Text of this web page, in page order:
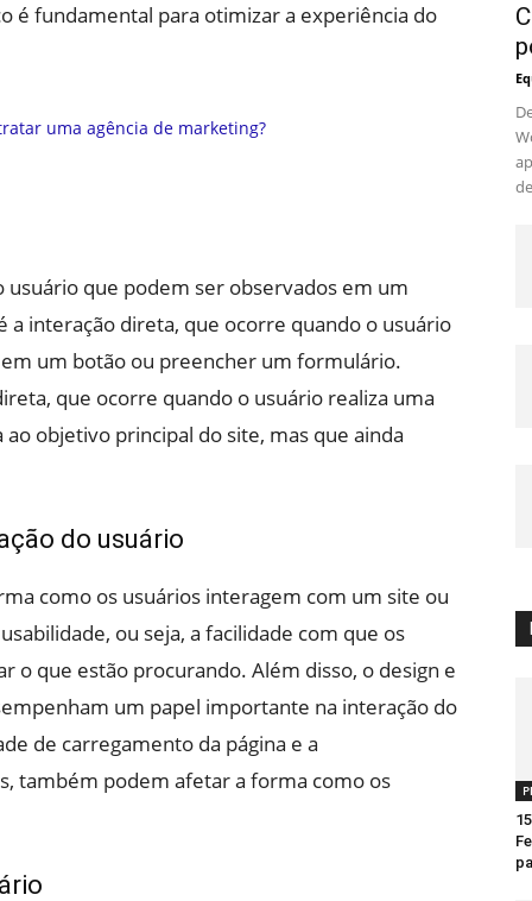
é fundamental para otimizar a experiência do
que podem ser observados em um
interação direta, que ocorre quando o usuário
um botão ou preencher um formulário.
que ocorre quando o usuário realiza uma
objetivo principal do site, mas que ainda
do usuário
como os usuários interagem com um site ou
ou seja, a facilidade com que os
o que estão procurando. Além disso, o design e
um papel importante na interação do
de carregamento da página e a
também podem afetar a forma como os